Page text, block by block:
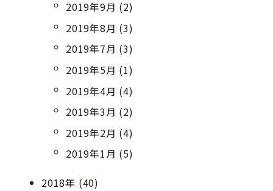
2019年9月 (2)
2019年8月 (3)
2019年7月 (3)
2019年5月 (1)
2019年4月 (4)
2019年3月 (2)
2019年2月 (4)
2019年1月 (5)
2018年 (40)